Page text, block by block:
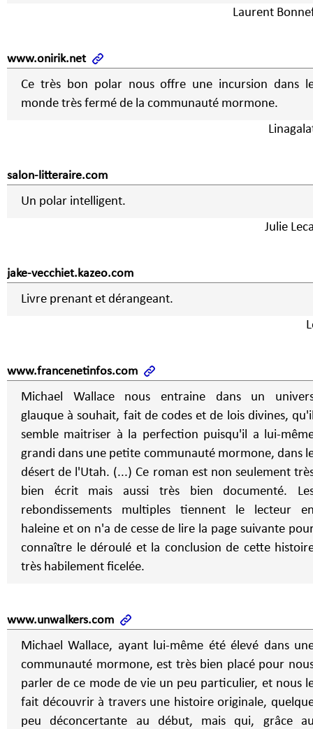
Laurent
www.onirik.net
Ce très bon polar nous offre une incursion dans
monde très fermé de la communauté mormone.
salon-litteraire.com
Un polar intelligent.
Julie
jake-vecchiet.kazeo.com
Livre prenant et dérangeant.
www.francenetinfos.com
Michael Wallace nous entraine dans un
glauque à souhait, fait de codes et de lois divines,
semble maitriser à la perfection puisqu'il a lui-
grandi dans une petite communauté mormone, dans
désert de l'Utah. (...) Ce roman est non seulement
bien écrit mais aussi très bien documenté.
rebondissements multiples tiennent le lecteur
haleine et on n'a de cesse de lire la page suivante
connaître le déroulé et la conclusion de cette
très habilement ficelée.
www.unwalkers.com
Michael Wallace, ayant lui-même été élevé dans
communauté mormone, est très bien placé pour
parler de ce mode de vie un peu particulier, et nous
fait découvrir à travers une histoire originale,
peu déconcertante au début, mais qui, grâce